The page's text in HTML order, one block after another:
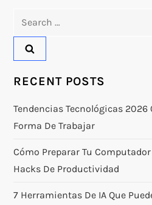
RECENT POSTS
Tendencias Tecnológicas 2026
Forma De Trabajar
Cómo Preparar Tu
Hacks De Productividad
7 Herramientas De IA Que